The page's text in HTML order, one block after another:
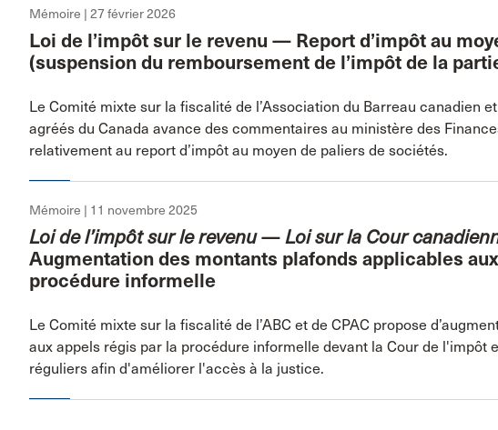
Mémoire | 27 février 2026
Loi de l’impôt sur le revenu — Report d’impôt au
(suspension du remboursement de l’impôt de la
Le Comité mixte sur la fiscalité de l’Association du Barreau canadien
agréés du Canada avance des commentaires au ministère des
relativement au report d’impôt au moyen de paliers de sociétés.
Mémoire | 11 novembre 2025
Loi de l’impôt sur le revenu—Loi sur la Cour
Augmentation des montants plafonds applicables
procédure informelle
Le Comité mixte sur la fiscalité de l’ABC et de CPAC propose
aux appels régis par la procédure informelle devant la Cour de l'impôt
réguliers afin d'améliorer l'accès à la justice.